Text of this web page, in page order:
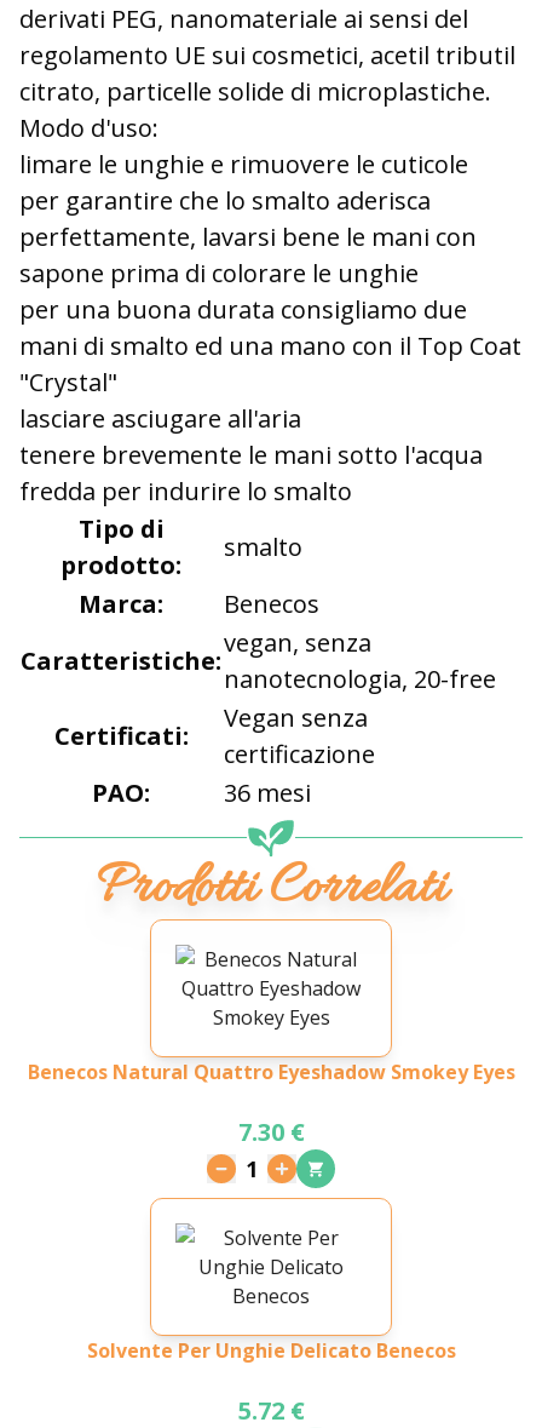
derivati PEG, nanomateriale ai sensi del
regolamento UE sui cosmetici, acetil tributil
citrato, particelle solide di microplastiche.
Modo d'uso:
limare le unghie e rimuovere le cuticole
per garantire che lo smalto aderisca
perfettamente, lavarsi bene le mani con
sapone prima di colorare le unghie
per una buona durata consigliamo due
mani di smalto ed una mano con il Top Coat
"Crystal"
lasciare asciugare all'aria
tenere brevemente le mani sotto l'acqua
fredda per indurire lo smalto
Tipo di
prodotto:
smalto
Marca:
Benecos
Caratteristiche:
vegan, senza
nanotecnologia, 20-free
Certificati:
Vegan senza
certificazione
PAO:
36 mesi
Prodotti Correlati
Benecos Natural Quattro Eyeshadow Smokey Eyes
7.30 €
1
Solvente Per Unghie Delicato Benecos
5.72 €